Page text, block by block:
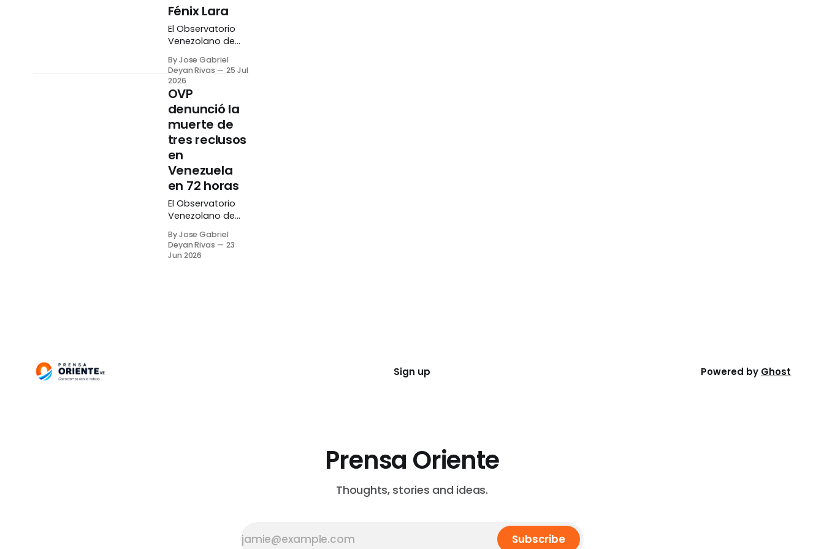
Fénix Lara
El Observatorio
Venezolano de
denunció la
muerte de dos
reclusos en la
Comunidad
Penitenciaria Fénix
de la ciudad de
Barquisimeto,
estado Lara,
elevando a 36 el
número de
presos que han
fallecido en lo
que va de 2026.
reporte del OVP,
el primer caso se
By Jose Gabriel
Deyan Rivas
25 Jul
2026
OVP
denunció la
muerte de
tres reclusos
en
Venezuela
en 72 horas
El Observatorio
Venezolano de
denunció este
martes, 23 de
By Jose Gabriel
Deyan Rivas
23
Jun 2026
Sign up Powered by Ghost
Prensa Oriente
Thoughts, stories and ideas.
Subscribe